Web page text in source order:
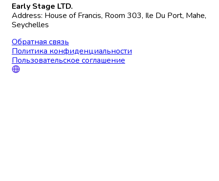
Early Stage LTD.
Address: House of Francis, Room 303, Ile Du Port, Mahe,
Seychelles
Обратная связь
Политика конфиденциальности
Пользовательское соглашение